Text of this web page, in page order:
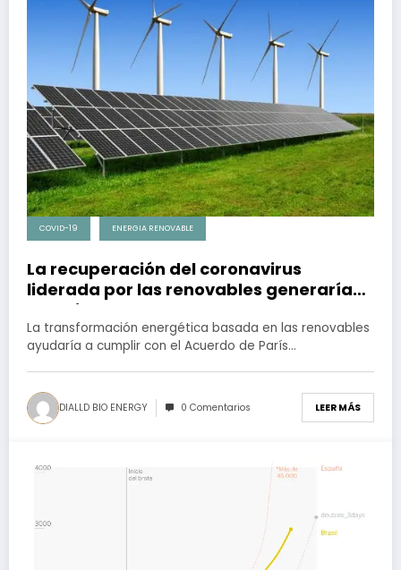
COVID-19 ENERGIA RENOVABLE
La recuperación del coronavirus
liderada por las renovables generaría
100 millones de empleos para 2050
La transformación energética basada en las renovables
ayudaría a cumplir con el Acuerdo de París…
DIALLD BIO ENERGY 0 Comentarios LEER MÁS